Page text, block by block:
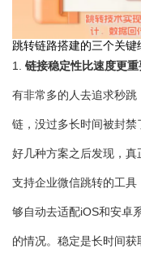
跳转链路搭建的三个关键
1. 链接稳定性比速度更重
有非常多的人去追求秒
链，没过多长时间被封
好几种方案之后发现，
支持企业微信跳转的工
够自动去适配iOS和安卓
的情况。稳定是长时间获